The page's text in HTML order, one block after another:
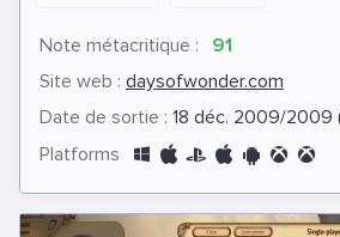
Note métacritique :
91
Site web : daysofwonder.com
Date de sortie : 18 déc. 2009/2009
Platforms